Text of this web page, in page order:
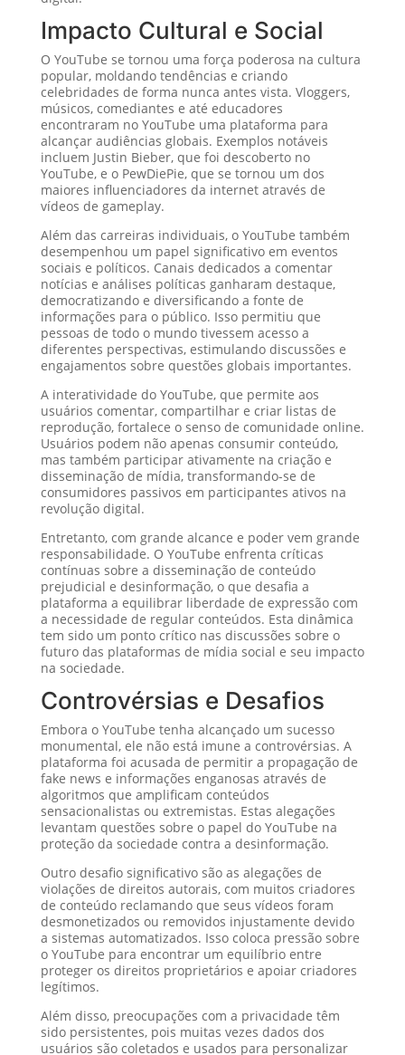
Impacto Cultural e Social
O YouTube se tornou uma força poderosa na cultura
popular, moldando tendências e criando
celebridades de forma nunca antes vista. Vloggers,
músicos, comediantes e até educadores
encontraram no YouTube uma plataforma para
alcançar audiências globais. Exemplos notáveis
incluem Justin Bieber, que foi descoberto no
YouTube, e o PewDiePie, que se tornou um dos
maiores influenciadores da internet através de
vídeos de gameplay.
Além das carreiras individuais, o YouTube também
desempenhou um papel significativo em eventos
sociais e políticos. Canais dedicados a comentar
notícias e análises políticas ganharam destaque,
democratizando e diversificando a fonte de
informações para o público. Isso permitiu que
pessoas de todo o mundo tivessem acesso a
diferentes perspectivas, estimulando discussões e
engajamentos sobre questões globais importantes.
A interatividade do YouTube, que permite aos
usuários comentar, compartilhar e criar listas de
reprodução, fortalece o senso de comunidade online.
Usuários podem não apenas consumir conteúdo,
mas também participar ativamente na criação e
disseminação de mídia, transformando-se de
consumidores passivos em participantes ativos na
revolução digital.
Entretanto, com grande alcance e poder vem grande
responsabilidade. O YouTube enfrenta críticas
contínuas sobre a disseminação de conteúdo
prejudicial e desinformação, o que desafia a
plataforma a equilibrar liberdade de expressão com
a necessidade de regular conteúdos. Esta dinâmica
tem sido um ponto crítico nas discussões sobre o
futuro das plataformas de mídia social e seu impacto
na sociedade.
Controvérsias e Desafios
Embora o YouTube tenha alcançado um sucesso
monumental, ele não está imune a controvérsias. A
plataforma foi acusada de permitir a propagação de
fake news e informações enganosas através de
algoritmos que amplificam conteúdos
sensacionalistas ou extremistas. Estas alegações
levantam questões sobre o papel do YouTube na
proteção da sociedade contra a desinformação.
Outro desafio significativo são as alegações de
violações de direitos autorais, com muitos criadores
de conteúdo reclamando que seus vídeos foram
desmonetizados ou removidos injustamente devido
a sistemas automatizados. Isso coloca pressão sobre
o YouTube para encontrar um equilíbrio entre
proteger os direitos proprietários e apoiar criadores
legítimos.
Além disso, preocupações com a privacidade têm
sido persistentes, pois muitas vezes dados dos
usuários são coletados e usados para personalizar